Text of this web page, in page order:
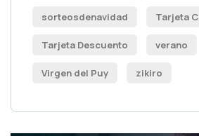
sorteosdenavidad Tarjeta
Tarjeta Descuento verano
Virgen del Puy zikiro